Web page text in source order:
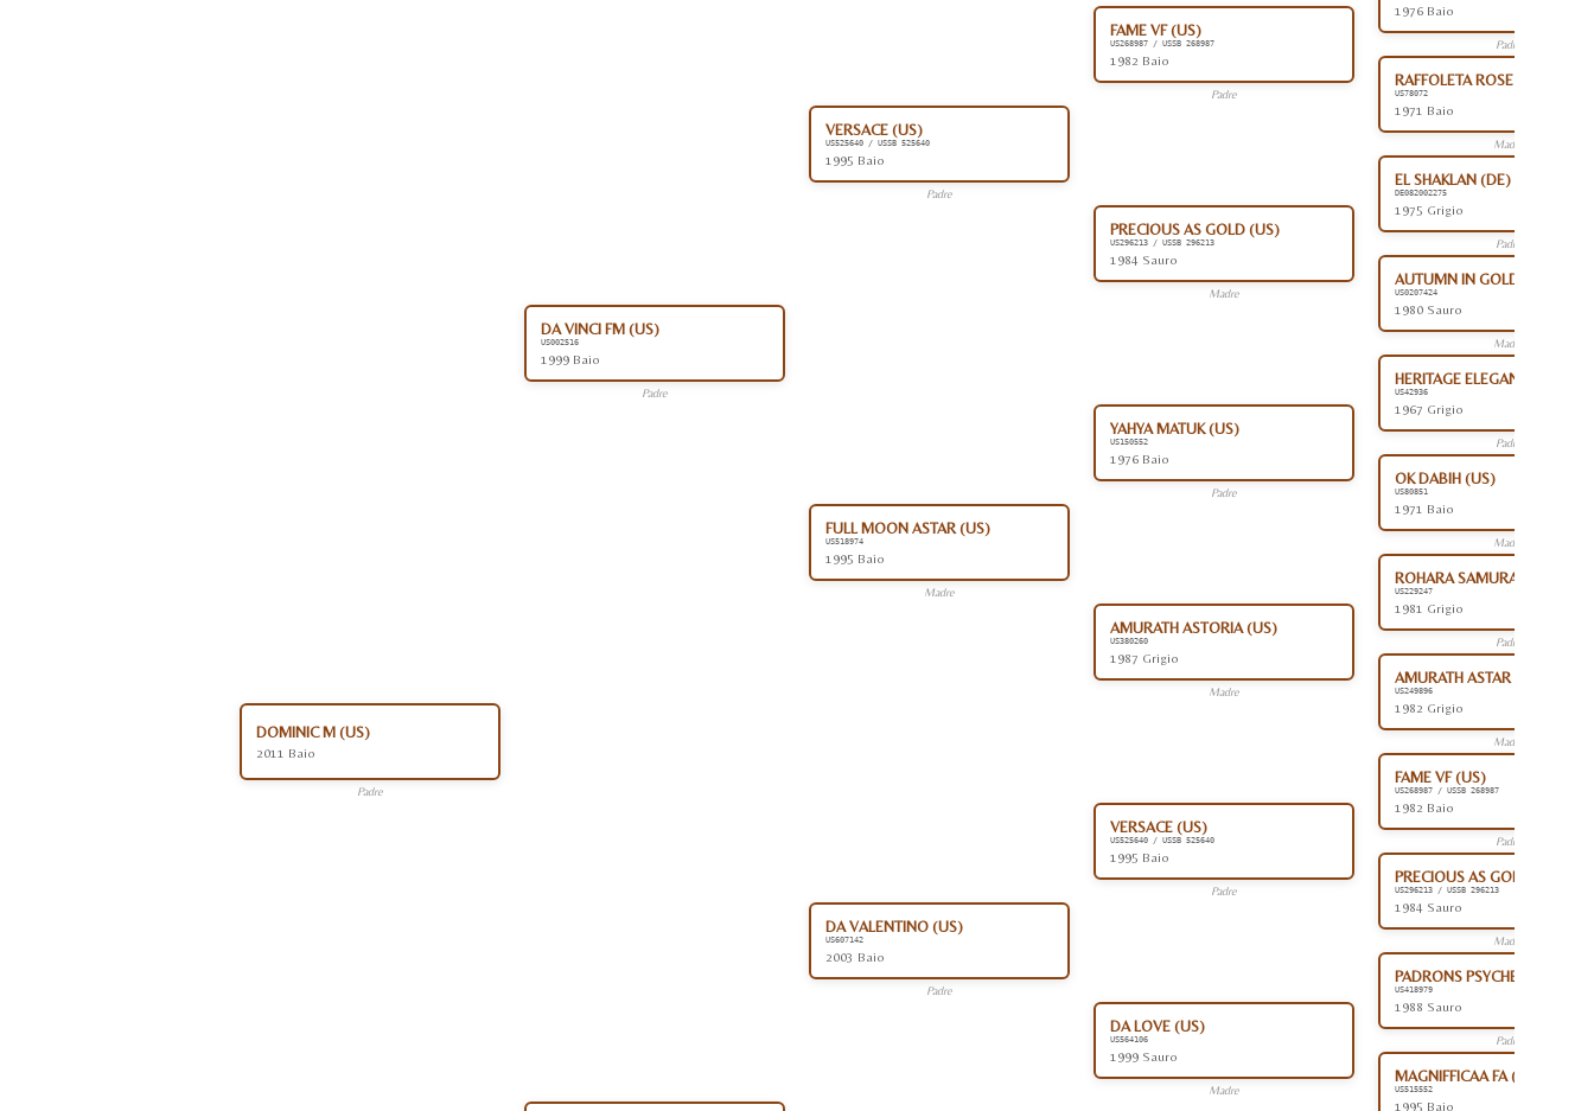
DOMINIC M (US)
2011 Baio
Padre
DA VINCI FM (US)
US002516
1999 Baio
Padre
VERSACE (US)
US525640 / USSB 525640
1995 Baio
Padre
FAME VF (US)
US268987 / USSB 268987
1982 Baio
Padre
1976 Baio
Padre
RAFFOLETA ROSE (US)
US78072
1971 Baio
Madre
PRECIOUS AS GOLD (US)
US296213 / USSB 296213
1984 Sauro
Madre
EL SHAKLAN (DE)
DE082002275
1975 Grigio
Padre
AUTUMN IN GOLD (US)
US0207424
1980 Sauro
Madre
FULL MOON ASTAR (US)
US518974
1995 Baio
Madre
YAHYA MATUK (US)
US150552
1976 Baio
Padre
HERITAGE ELEGANT (US)
US42936
1967 Grigio
Padre
OK DABIH (US)
US80851
1971 Baio
Madre
AMURATH ASTORIA (US)
US380260
1987 Grigio
Madre
ROHARA SAMURAI (US)
US229247
1981 Grigio
Padre
AMURATH ASTAR (US)
US249896
1982 Grigio
Madre
DA VALENTINO (US)
US607142
2003 Baio
Padre
VERSACE (US)
US525640 / USSB 525640
1995 Baio
Padre
FAME VF (US)
US268987 / USSB 268987
1982 Baio
Padre
PRECIOUS AS GOLD (US)
US296213 / USSB 296213
1984 Sauro
Madre
DA LOVE (US)
US564106
1999 Sauro
Madre
PADRONS PSYCHE (US)
US418979
1988 Sauro
Padre
MAGNIFFICAA FA (US)
US515552
1995 Baio